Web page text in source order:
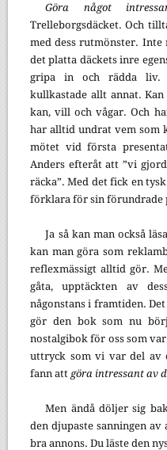
Göra något
Trelleborgsdäcket. Och
med dess rutmönster. Inte
det platta däckets inre
gripa in och rädda liv.
kullkastade allt annat. Kan
kan, vill och vågar. Och
har alltid undrat vem som
mötet vid första
Anders efteråt att ”vi
räcka”. Med det fick en
förklara för sin förundrade
Ja så kan man också
kan man göra som
reflexmässigt alltid gör.
gåta, upptäckten av
någonstans i framtiden.
gör den bok som nu
nostalgibok för oss som
uttryck som vi var del av
fann att göra intressant av
Men ändå döljer sig
den djupaste sanningen
bra annons. Du läste den